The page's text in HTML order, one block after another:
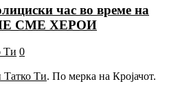
час во време на
НЕ СМЕ ХЕРОИ
Ти 0
Татко Ти. По мерка на Кројачот.